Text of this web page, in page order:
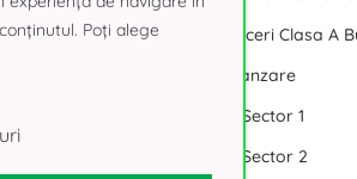
Terenuri de vanzare
Spatii birouri Sector 1
Spatii birouri Sector 2
Poți alege